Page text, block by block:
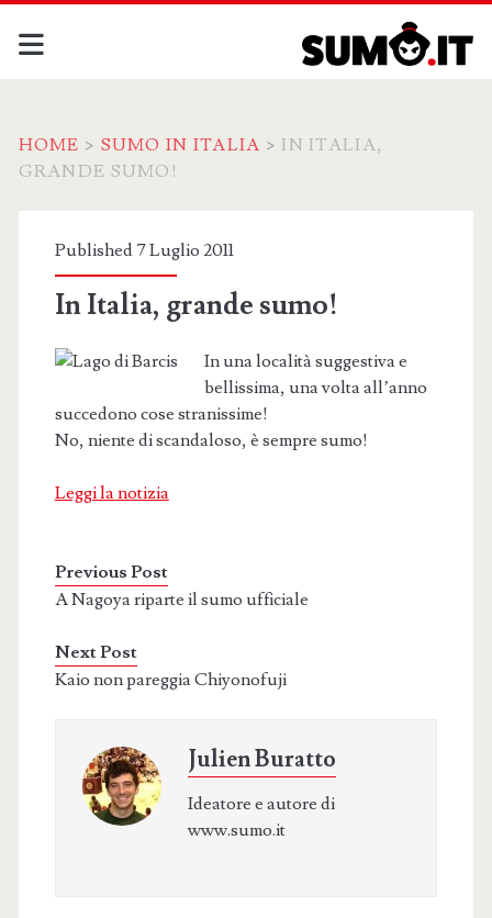
HOME > SUMO IN ITALIA >IN ITALIA,
GRANDE SUMO!
Published 7 Luglio 2011
In Italia, grande sumo!
In una località suggestiva e
bellissima, una volta all’anno
succedono cose stranissime!
No, niente di scandaloso, è sempre sumo!
Leggi la notizia
Previous Post
A Nagoya riparte il sumo ufficiale
Next Post
Kaio non pareggia Chiyonofuji
Julien Buratto
Ideatore e autore di
www.sumo.it